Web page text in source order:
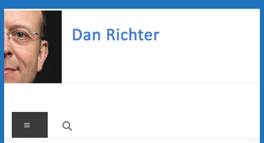
Zum
Inhalt
springen
Dan
Richter
Menü